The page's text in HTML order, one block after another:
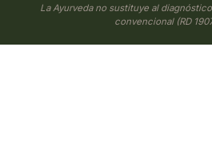
La Ayurveda no sustituye al
convencional (RD